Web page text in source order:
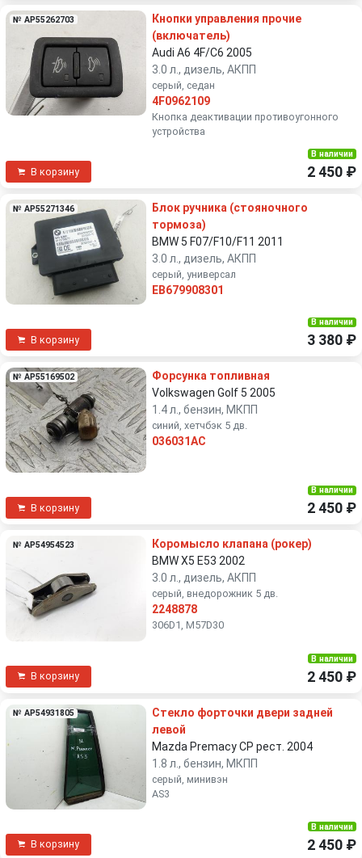
№ AP55262703
Кнопки управления прочие
(включатель)
Audi A6 4F/C6 2005
3.0 л., дизель, АКПП
серый, седан
4F0962109
Кнопка деактивации противоугонного
устройства
В корзину
В наличии
2 450 ₽
№ AP55271346
Блок ручника (стояночного
тормоза)
BMW 5 F07/F10/F11 2011
3.0 л., дизель, АКПП
серый, универсал
EB679908301
В корзину
В наличии
3 380 ₽
№ AP55169502
Форсунка топливная
Volkswagen Golf 5 2005
1.4 л., бензин, МКПП
синий, хетчбэк 5 дв.
036031AC
В корзину
В наличии
2 450 ₽
№ AP54954523
Коромысло клапана (рокер)
BMW X5 E53 2002
3.0 л., дизель, АКПП
серый, внедорожник 5 дв.
2248878
306D1, M57D30
В корзину
В наличии
2 450 ₽
№ AP54931805
Стекло форточки двери задней
левой
Mazda Premacy CP рест. 2004
1.8 л., бензин, МКПП
серый, минивэн
AS3
В корзину
В наличии
2 450 ₽